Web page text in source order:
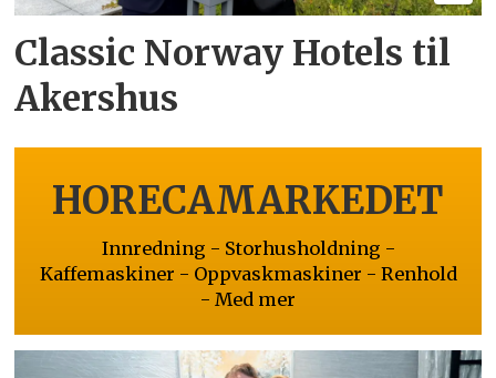
Classic Norway Hotels til
Akershus
HORECAMARKEDET
Innredning - Storhusholdning -
Kaffemaskiner - Oppvaskmaskiner - Renhold
- Med mer